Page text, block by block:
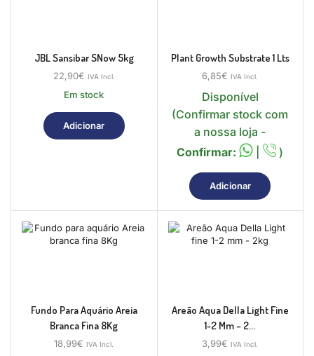
JBL Sansibar SNow 5kg
22,90€ IVA Incl.
Em stock
Adicionar
Plant Growth Substrate 1 Lts
6,85€ IVA Incl.
Disponível
(Confirmar stock com
a nossa loja -
Confirmar:
| )
Adicionar
Fundo Para Aquário Areia
Branca Fina 8Kg
18,99€ IVA Incl.
Areão Aqua Della Light Fine
1-2 Mm – 2...
3,99€ IVA Incl.